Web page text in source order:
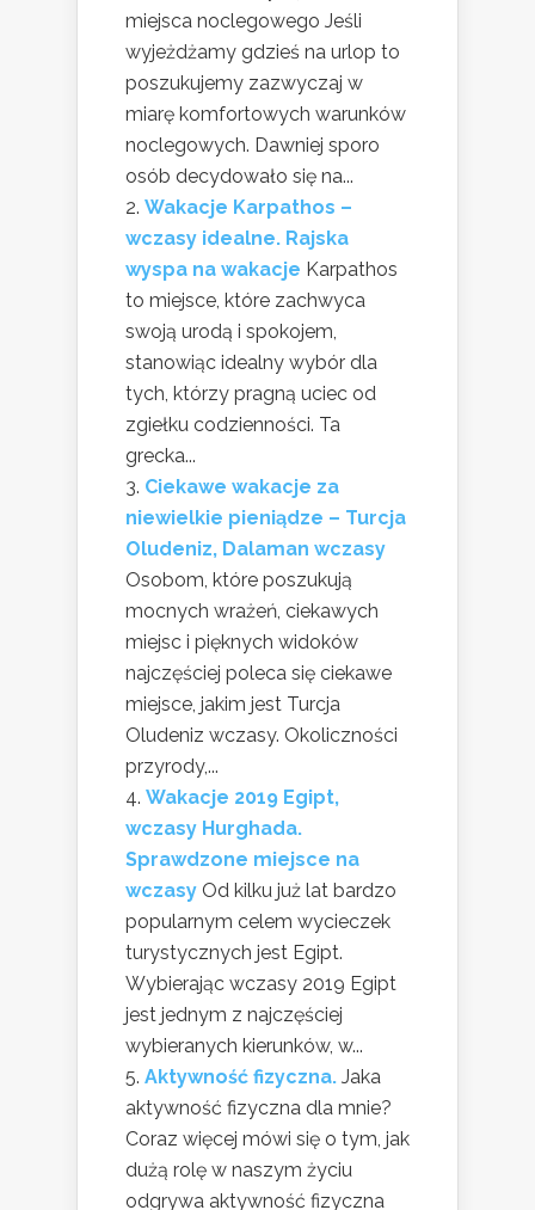
miejsca noclegowego Jeśli
wyjeżdżamy gdzieś na urlop to
poszukujemy zazwyczaj w
miarę komfortowych warunków
noclegowych. Dawniej sporo
osób decydowało się na...
Wakacje Karpathos –
wczasy idealne. Rajska
wyspa na wakacje Karpathos
to miejsce, które zachwyca
swoją urodą i spokojem,
stanowiąc idealny wybór dla
tych, którzy pragną uciec od
zgiełku codzienności. Ta
grecka...
Ciekawe wakacje za
niewielkie pieniądze – Turcja
Oludeniz, Dalaman wczasy
Osobom, które poszukują
mocnych wrażeń, ciekawych
miejsc i pięknych widoków
najczęściej poleca się ciekawe
miejsce, jakim jest Turcja
Oludeniz wczasy. Okoliczności
przyrody,...
Wakacje 2019 Egipt,
wczasy Hurghada.
Sprawdzone miejsce na
wczasy Od kilku już lat bardzo
popularnym celem wycieczek
turystycznych jest Egipt.
Wybierając wczasy 2019 Egipt
jest jednym z najczęściej
wybieranych kierunków, w...
Aktywność fizyczna. Jaka
aktywność fizyczna dla mnie?
Coraz więcej mówi się o tym, jak
dużą rolę w naszym życiu
odgrywa aktywność fizyczna